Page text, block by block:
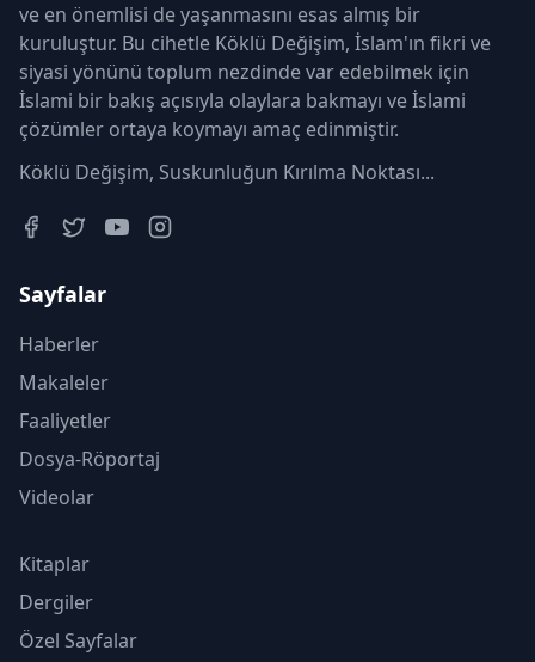
ve en önemlisi de yaşanmasını esas almış bir
kuruluştur. Bu cihetle Köklü Değişim, İslam'ın fikri ve
siyasi yönünü toplum nezdinde var edebilmek için
İslami bir bakış açısıyla olaylara bakmayı ve İslami
çözümler ortaya koymayı amaç edinmiştir.
Köklü Değişim, Suskunluğun Kırılma Noktası...
Sayfalar
Haberler
Makaleler
Faaliyetler
Dosya-Röportaj
Videolar
Kitaplar
Dergiler
Özel Sayfalar